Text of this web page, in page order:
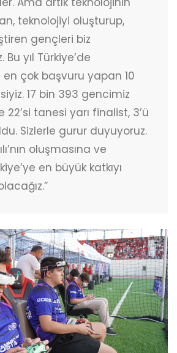
teknolojiyi oluşturup,
gençleri biz
yıl Türkiye’de
en çok başvuru yapan 10
17 bin 393 gencimiz
22’si tanesi yarı finalist, 3’ü
Sizlerle gurur duyuyoruz.
oluşmasına ve
en büyük katkıyı